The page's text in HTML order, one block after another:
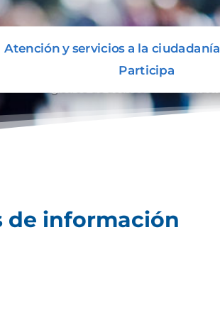
Atención y servicios a la ciudadanía
Participa
de información